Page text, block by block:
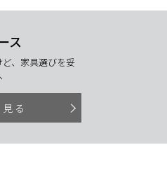
ス
、家具選びを妥
る